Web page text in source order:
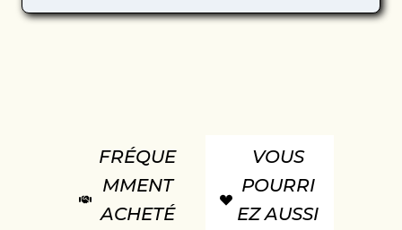
FRÉQUE
MMENT
ACHETÉ
VOUS
POURRI
EZ AUSSI